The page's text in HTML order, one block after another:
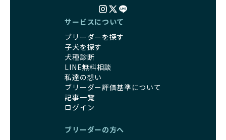
を促進することで、無駄な命の消費を減らし、命を大切にす
る社会の実現を目指しています。
人へ寄付しています。多くのペット販売業者が、動物福祉へ
の取り組みが不十分であることを理由に寄付を断られる中、
BreederFamiliesはその姿勢が評価され、寄付が実現してい
ます。この活動により、保護が必要なワンちゃんの救済や保
護活動の支援にも貢献しています。
BreederFamiliesのこうした取り組みは、目の前の子犬だけ
でなく、すべてのワンちゃんに優しい未来を創るための大き
な一歩です。ユーザーの皆さんがBreederFamiliesを通じて
子犬をお迎えすることで、こうした社会貢献活動を間接的に
支えることができます。
近年、「小さくて可愛い」「珍しい毛色」という見た目の特
徴が人気を集め、高値で取引されることが多くなっていま
す。しかし、こうした特徴には健康リスクが伴う場合が少な
くありません。極小サイズは骨や心臓に負担がかかりやす
く、レアカラーには遺伝疾患のリスクが高まることがありま
営利優先ブリーダーは、このような流行や需要に応じて無理
な繁殖を行いがちです。小柄な母犬を繁殖に多用して体に負
担をかけたり、子犬を小さく見せるために食事を減らすな
ど、健康を犠牲にした管理がされることもあります。このよ
うな方法では、ワンちゃんの免疫力や体力が低下し、飼い主
サービスについて
ブリーダーを探す
子犬を探す
犬種診断
LINE無料相談
私達の想い
ブリーダー評価基準について
記事一覧
ログイン
ブリーダーの方へ